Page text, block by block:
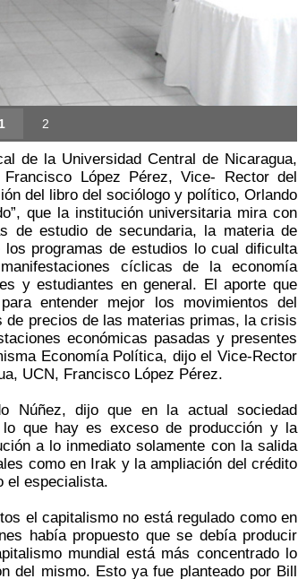
1 2
de la Universidad Central de Nicaragua,
López Pérez, Vice- Rector del
del libro del sociólogo y político, Orlando
que la institución universitaria mira con
de estudio de secundaria, la materia de
programas de estudios lo cual dificulta
cíclicas de la economía
y estudiantes en general. El aporte que
entender mejor los movimientos del
precios de las materias primas, la crisis
económicas pasadas y presentes
Economía Política, dijo el Vice-Rector
UCN, Francisco López Pérez.
Núñez, dijo que en la actual sociedad
lo que hay es exceso de producción y la
a lo inmediato solamente con la salida
como en Irak y la ampliación del crédito
el especialista.
el capitalismo no está regulado como en
había propuesto que se debía producir
mundial está más concentrado lo
del mismo. Esto ya fue planteado por Bill